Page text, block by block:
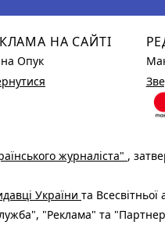
НА САЙТІ
Опук
журналіста" ,
України та Всесвітньої
"Реклама" та